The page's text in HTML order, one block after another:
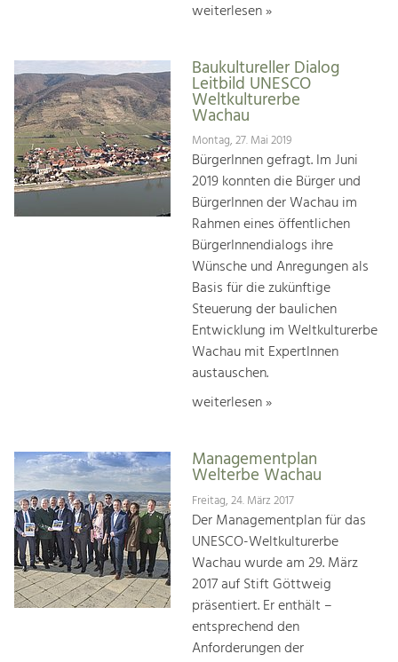
weiterlesen »
Baukultureller Dialog
Leitbild UNESCO
Weltkulturerbe
Wachau
Montag, 27. Mai 2019
BürgerInnen gefragt. Im Juni
2019 konnten die Bürger und
BürgerInnen der Wachau im
Rahmen eines öffentlichen
BürgerInnendialogs ihre
Wünsche und Anregungen als
Basis für die zukünftige
Steuerung der baulichen
Entwicklung im Weltkulturerbe
Wachau mit ExpertInnen
austauschen.
weiterlesen »
Managementplan
Welterbe Wachau
Freitag, 24. März 2017
Der Managementplan für das
UNESCO-Weltkulturerbe
Wachau wurde am 29. März
2017 auf Stift Göttweig
präsentiert. Er enthält –
entsprechend den
Anforderungen der